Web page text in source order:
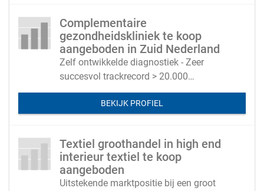
Complementaire
gezondheidskliniek te koop
aangeboden in Zuid Nederland
Zelf ontwikkelde diagnostiek - Zeer
succesvol trackrecord > 20.000
behandelingen - Schaalbaar met hoog
rendementBEKIJK PROFIEL
Textiel groothandel in high end
interieur textiel te koop
aangeboden
Uitstekende marktpositie bij een groot